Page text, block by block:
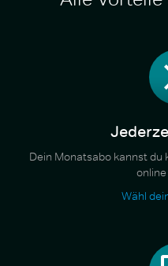
Dein Monatsabo kannst du
Wähl